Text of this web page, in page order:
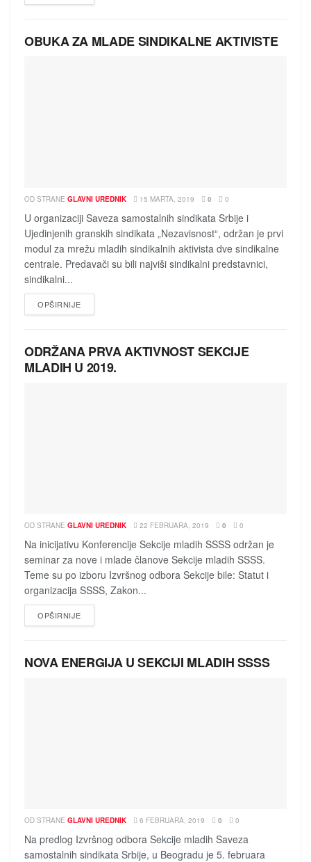
OBUKA ZA MLADE SINDIKALNE AKTIVISTE
OD STRANE GLAVNI UREDNIK 15 MARTA, 2019 0 0
U organizaciji Saveza samostalnih sindikata Srbije i
Ujedinjenih granskih sindikata „Nezavisnost“, održan je prvi
modul za mrežu mladih sindikalnih aktivista dve sindikalne
centrale. Predavači su bili najviši sindikalni predstavnici,
sindikalni...
OPŠIRNIJEDETAILS
ODRŽANA PRVA AKTIVNOST SEKCIJE
MLADIH U 2019.
OD STRANE GLAVNI UREDNIK 22 FEBRUARA, 2019 0 0
Na inicijativu Konferencije Sekcije mladih SSSS održan je
seminar za nove i mlade članove Sekcije mladih SSSS.
Teme su po izboru Izvršnog odbora Sekcije bile: Statut i
organizacija SSSS, Zakon...
OPŠIRNIJEDETAILS
NOVA ENERGIJA U SEKCIJI MLADIH SSSS
OD STRANE GLAVNI UREDNIK 6 FEBRUARA, 2019 0 0
Na predlog Izvršnog odbora Sekcije mladih Saveza
samostalnih sindikata Srbije, u Beogradu je 5. februara